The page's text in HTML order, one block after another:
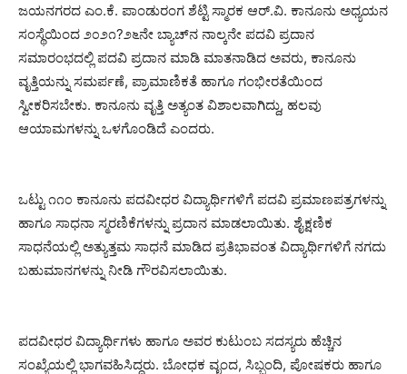
ಜಯನಗರದ ಎಂ.ಕೆ. ಪಾಂಡುರಂಗ ಶೆಟ್ಟಿ ಸ್ಮಾರಕ ಆರ್.ವಿ. ಕಾನೂನು ಅಧ್ಯಯನ
ಸಂಸ್ಥೆಯಿಂದ ೨೦೨೧?೨೬ನೇ ಬ್ಯಾಚ್‌ನ ನಾಲ್ಕನೇ ಪದವಿ ಪ್ರದಾನ
ಸಮಾರಂಭದಲ್ಲಿ ಪದವಿ ಪ್ರದಾನ ಮಾಡಿ ಮಾತನಾಡಿದ ಅವರು, ಕಾನೂನು
ವೃತ್ತಿಯನ್ನು ಸಮರ್ಪಣೆ, ಪ್ರಾಮಾಣಿಕತೆ ಹಾಗೂ ಗಂಭೀರತೆಯಿಂದ
ಸ್ವೀಕರಿಸಬೇಕು. ಕಾನೂನು ವೃತ್ತಿ ಅತ್ಯಂತ ವಿಶಾಲವಾಗಿದ್ದು, ಹಲವು
ಆಯಾಮಗಳನ್ನು ಒಳಗೊಂಡಿದೆ ಎಂದರು.
ಒಟ್ಟು ೧೧೦ ಕಾನೂನು ಪದವೀಧರ ವಿದ್ಯಾರ್ಥಿಗಳಿಗೆ ಪದವಿ ಪ್ರಮಾಣಪತ್ರಗಳನ್ನು
ಹಾಗೂ ಸಾಧನಾ ಸ್ಮರಣಿಕೆಗಳನ್ನು ಪ್ರದಾನ ಮಾಡಲಾಯಿತು. ಶೈಕ್ಷಣಿಕ
ಸಾಧನೆಯಲ್ಲಿ ಅತ್ಯುತ್ತಮ ಸಾಧನೆ ಮಾಡಿದ ಪ್ರತಿಭಾವಂತ ವಿದ್ಯಾರ್ಥಿಗಳಿಗೆ ನಗದು
ಬಹುಮಾನಗಳನ್ನು ನೀಡಿ ಗೌರವಿಸಲಾಯಿತು.
ಪದವೀಧರ ವಿದ್ಯಾರ್ಥಿಗಳು ಹಾಗೂ ಅವರ ಕುಟುಂಬ ಸದಸ್ಯರು ಹೆಚ್ಚಿನ
ಸಂಖ್ಯೆಯಲ್ಲಿ ಭಾಗವಹಿಸಿದ್ದರು. ಬೋಧಕ ವೃಂದ, ಸಿಬ್ಬಂದಿ, ಪೋಷಕರು ಹಾಗೂ